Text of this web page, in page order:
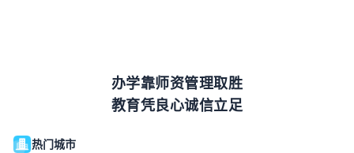
办学靠师资管理取胜
教育凭良心诚信立足
热门城市